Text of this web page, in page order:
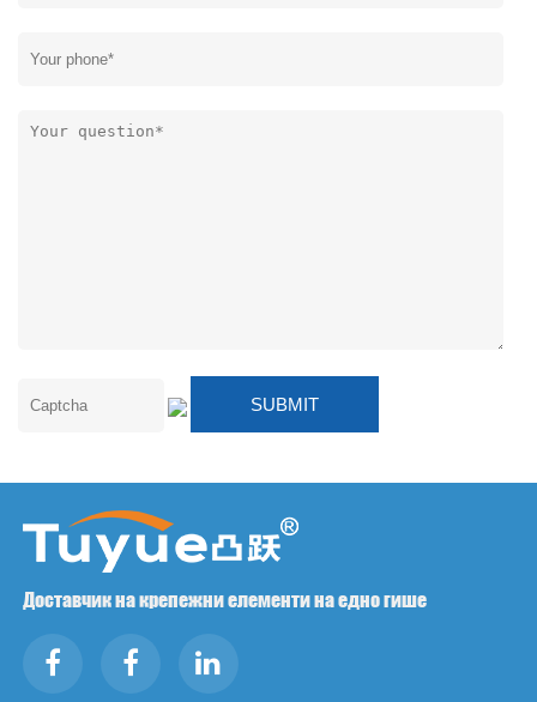
Доставчик на крепежни елементи на едно гише